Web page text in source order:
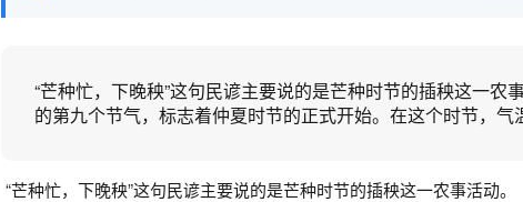
“芒种忙，下晚秧”这句民谚主要说的是芒种时节的插秧这一农
的第九个节气，标志着仲夏时节的正式开始。在这个时节，气
“芒种忙，下晚秧”这句民谚主要说的是芒种时节的插秧这一农事活动。